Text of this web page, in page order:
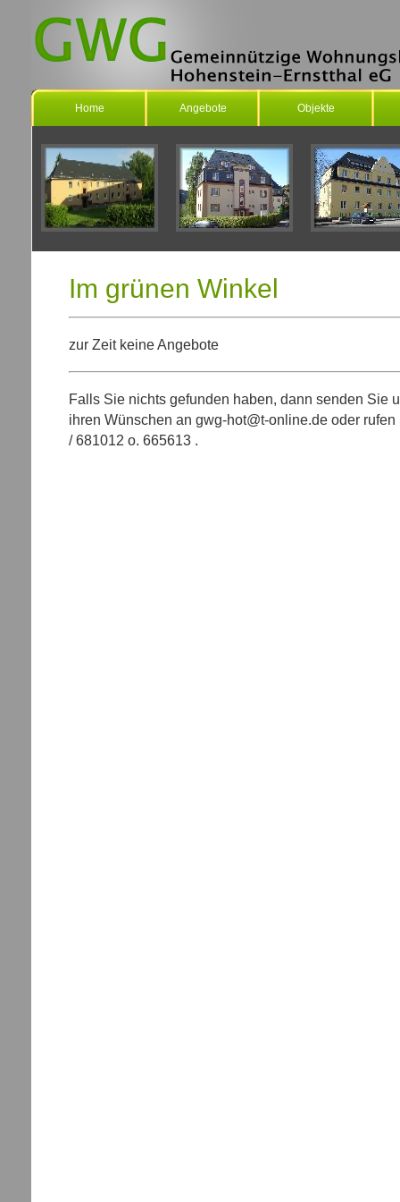
Home Angebote Objekte
Im grünen Winkel
zur Zeit keine Angebote
Falls Sie nichts gefunden haben, dann senden Sie
ihren Wünschen an gwg-hot@t-online.de oder
/ 681012 o. 665613 .